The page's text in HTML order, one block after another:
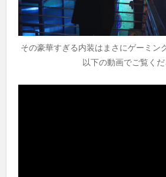
その豪華すぎる内装はまさにゲーミン
以下の動画でご覧く